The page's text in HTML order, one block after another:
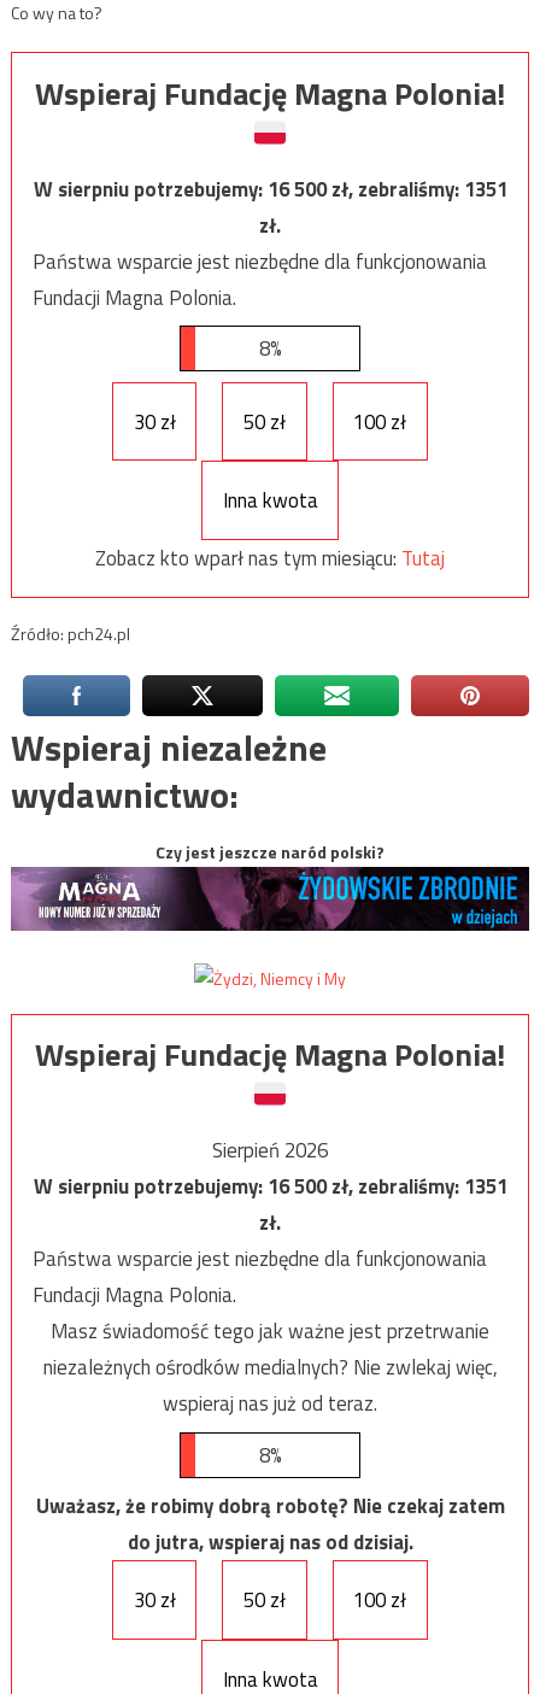
Co wy na to?
Wspieraj Fundację Magna Polonia!
W sierpniu potrzebujemy:16 500zł, zebraliśmy:1351
zł.
Państwa wsparcie jest niezbędne dla funkcjonowania
Fundacji Magna Polonia.
8%
30 zł 50 zł 100 zł
Inna kwota
Zobacz kto wparł nas tym miesiącu: Tutaj
Źródło: pch24.pl
Wspieraj niezależne
wydawnictwo:
Czy jest jeszcze naród polski?
Wspieraj Fundację Magna Polonia!
Sierpień 2026
W sierpniu potrzebujemy:16 500zł, zebraliśmy:1351
zł.
Państwa wsparcie jest niezbędne dla funkcjonowania
Fundacji Magna Polonia.
Masz świadomość tego jak ważne jest przetrwanie
niezależnych ośrodków medialnych? Nie zwlekaj więc,
wspieraj nas już od teraz.
8%
Uważasz, że robimy dobrą robotę? Nie czekaj zatem
do jutra, wspieraj nas od dzisiaj.
30 zł
50 zł 100 zł
Inna kwota